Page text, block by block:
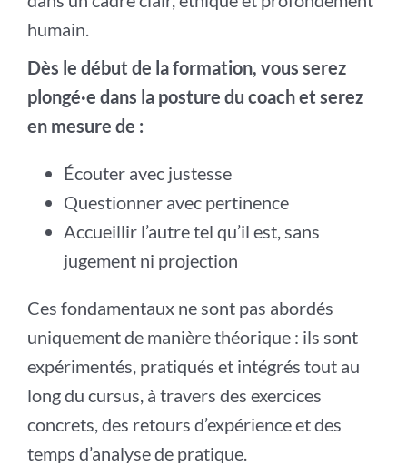
humain.
Dès le début de la formation, vous serez
plongé·e dans la posture du coach et serez
en mesure de :
Écouter avec justesse
Questionner avec pertinence
Accueillir l’autre tel qu’il est, sans
jugement ni projection
Ces fondamentaux ne sont pas abordés
uniquement de manière théorique : ils sont
expérimentés, pratiqués et intégrés tout au
long du cursus, à travers des exercices
concrets, des retours d’expérience et des
temps d’analyse de pratique.